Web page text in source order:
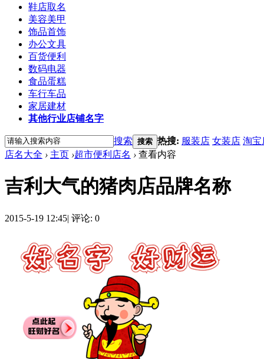
鞋店取名
美容美甲
饰品首饰
办公文具
百货便利
数码电器
食品蛋糕
车行车品
家居建材
其他行业店铺名字
搜索 搜索 热搜: 服装店 女装店 淘宝
店名大全 › 主页 ›超市便利店名 › 查看内容
吉利大气的猪肉店品牌名称
2015-5-19 12:45| 评论: 0